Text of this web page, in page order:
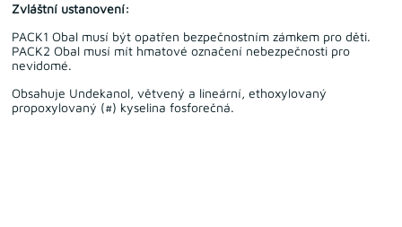
Zvláštní ustanovení:
PACK1 Obal musí být opatřen bezpečnostním zámkem pro děti.
PACK2 Obal musí mít hmatové označení nebezpečnosti pro
nevidomé.
Obsahuje Undekanol, větvený a lineární, ethoxylovaný
propoxylovaný (#) kyselina fosforečná.